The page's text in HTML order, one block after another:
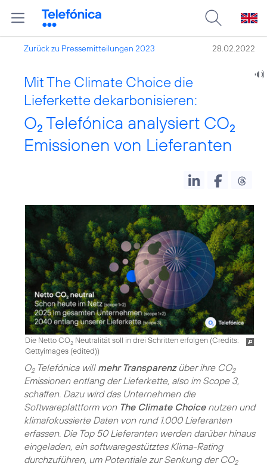
Zurück zu Pressemitteilungen 2023 28.02.2022
Mit The Climate Choice die
Lieferkette dekarbonisieren:
O2 Telefónica analysiert CO2
Emissionen von Lieferanten
Die Netto CO2 Neutralität soll in drei Schritten erfolgen (Credits:
Gettyimages (edited))
O2Telefónica will mehr Transparenzüber ihre CO2
Emissionen entlang der Lieferkette, also im Scope 3,
schaffen. Dazu wird das Unternehmen die
Softwareplattform von The Climate Choicenutzen und
klimafokussierte Daten von rund 1.000 Lieferanten
erfassen. Die Top 50 Lieferanten werden darüber hinaus
eingeladen, ein softwaregestütztes Klima-Rating
durchzuführen, um Potentiale zur Senkung der CO2